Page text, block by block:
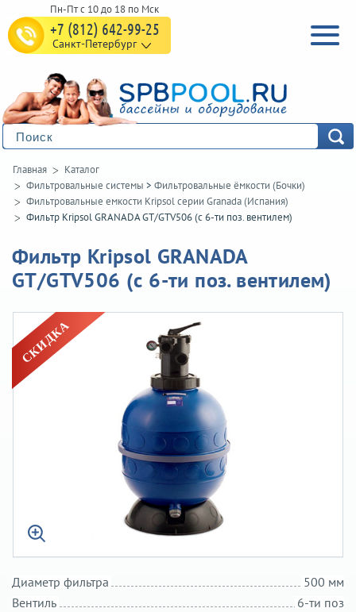
+7 (812) 642-99-25
Санкт-Петербург
Главная
Каталог
Фильтровальные системы > Фильтровальные ёмкости (Бочки)
Фильтровальные емкости Kripsol серии Granada (Испания)
Фильтр Kripsol GRANADA GT/GTV506 (с 6-ти поз. вентилем)
Фильтр Kripsol GRANADA
GT/GTV506 (с 6-ти поз. вентилем)
500 мм
Диаметр фильтра
6-ти поз
Вентиль